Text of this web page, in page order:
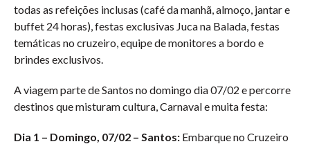
todas as refeições inclusas (café da manhã, almoço, jantar e
buffet 24 horas), festas exclusivas Juca na Balada, festas
temáticas no cruzeiro, equipe de monitores a bordo e
brindes exclusivos.
A viagem parte de Santos no domingo dia 07/02 e percorre
destinos que misturam cultura, Carnaval e muita festa:
Dia 1 – Domingo, 07/02 – Santos: Embarque no Cruzeiro